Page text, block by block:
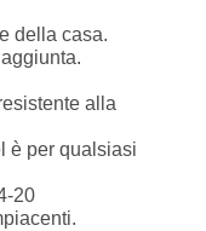
della casa.
alla
è per qualsiasi
20